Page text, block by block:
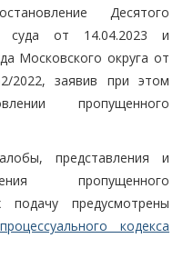
Десятого
суда от 14.04.2023 и
Московского округа от
2022, заявив при этом
пропущенного
представления и
пропущенного
предусмотрены
кодекса